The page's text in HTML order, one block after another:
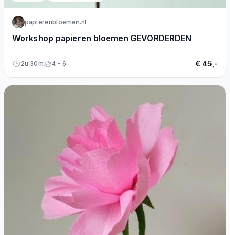
papierenbloemen.nl
Workshop papieren bloemen GEVORDERDEN
2u 30m 4 - 6 € 45,-